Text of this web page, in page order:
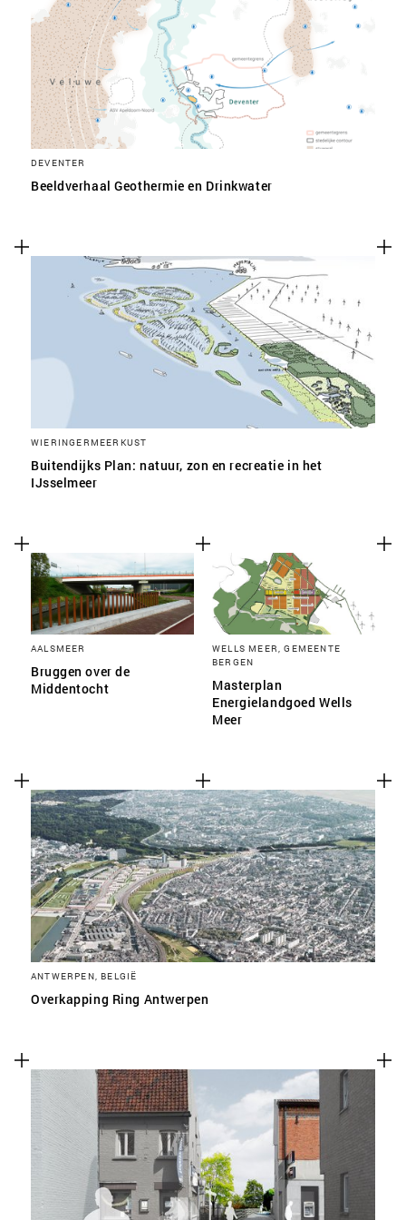
DEVENTER
Beeldverhaal Geothermie en Drinkwater
WIERINGERMEERKUST
Buitendijks Plan: natuur, zon en recreatie in het
IJsselmeer
AALSMEER
Bruggen over de
Middentocht
WELLS MEER, GEMEENTE
BERGEN
Masterplan
Energielandgoed Wells
Meer
ANTWERPEN, BELGIË
Overkapping Ring Antwerpen
SLA VOORKEUREN OP